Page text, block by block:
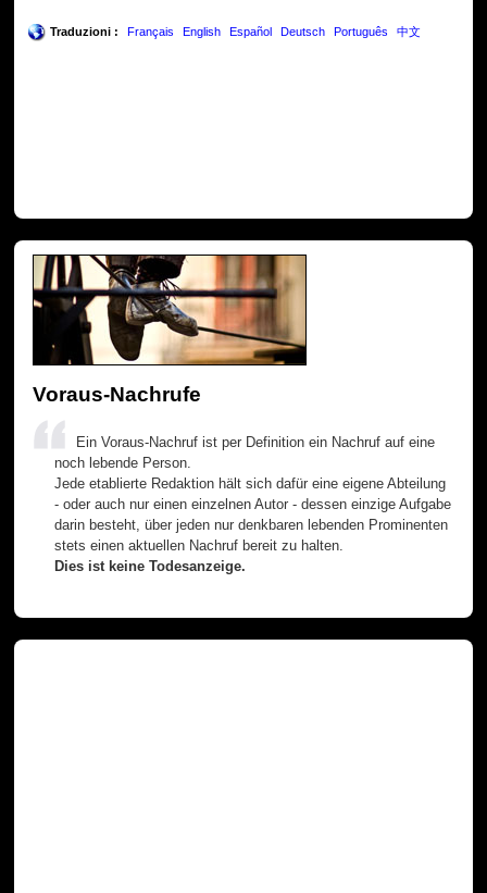
Traduzioni : Français English Español Deutsch Português 中文
Voraus-Nachrufe
Ein Voraus-Nachruf ist per Definition ein Nachruf auf eine
noch lebende Person.
Jede etablierte Redaktion hält sich dafür eine eigene Abteilung
- oder auch nur einen einzelnen Autor - dessen einzige Aufgabe
darin besteht, über jeden nur denkbaren lebenden Prominenten
stets einen aktuellen Nachruf bereit zu halten.
Dies ist keine Todesanzeige.